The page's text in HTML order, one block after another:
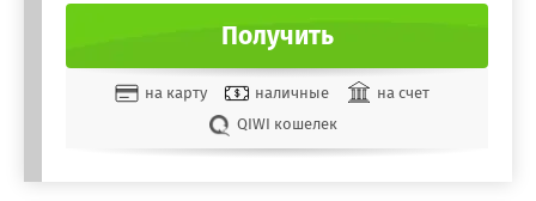
Получить
на карту наличные
на счет
QIWI кошелек